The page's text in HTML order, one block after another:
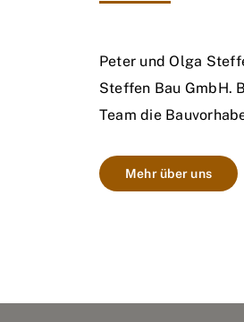
Peter und Olga
Steffen Bau GmbH.
Team die
Mehr über uns